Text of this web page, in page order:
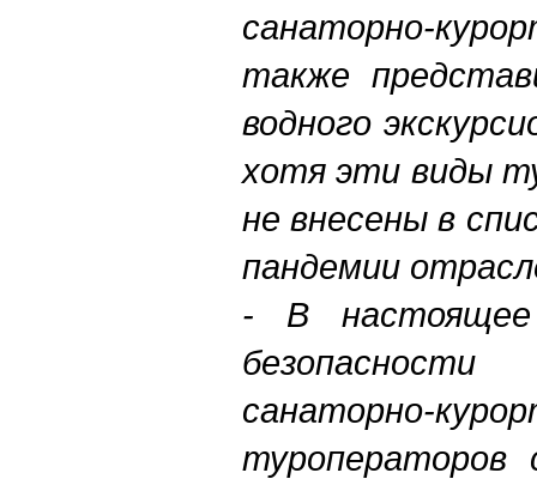
санаторно-
также
водного
хотя эти виды
не внесены в
пандемии
- В
санаторно-
туроператоров